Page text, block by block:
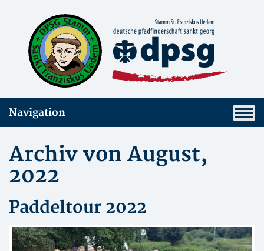
Navigation
Archiv von August,
2022
Paddeltour 2022